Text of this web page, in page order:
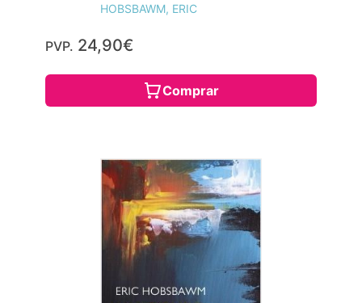
HOBSBAWM, ERIC
PVP. 24,90€
Comprar